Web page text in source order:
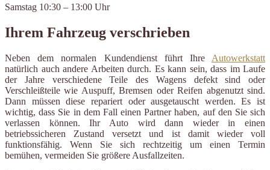
Samstag 10:30 – 13:00 Uhr
Ihrem Fahrzeug verschrieben
Neben dem normalen Kundendienst führt Ihre Autowerkstatt
natürlich auch andere Arbeiten durch. Es kann sein, dass im Laufe
der Jahre verschiedene Teile des Wagens defekt sind oder
Verschleißteile wie Auspuff, Bremsen oder Reifen abgenutzt sind.
Dann müssen diese repariert oder ausgetauscht werden. Es ist
wichtig, dass Sie in dem Fall einen Partner haben, auf den Sie sich
verlassen können. Ihr Auto wird dann wieder in einen
betriebssicheren Zustand versetzt und ist damit wieder voll
funktionsfähig. Wenn Sie sich rechtzeitig um einen Termin
bemühen, vermeiden Sie größere Ausfallzeiten.